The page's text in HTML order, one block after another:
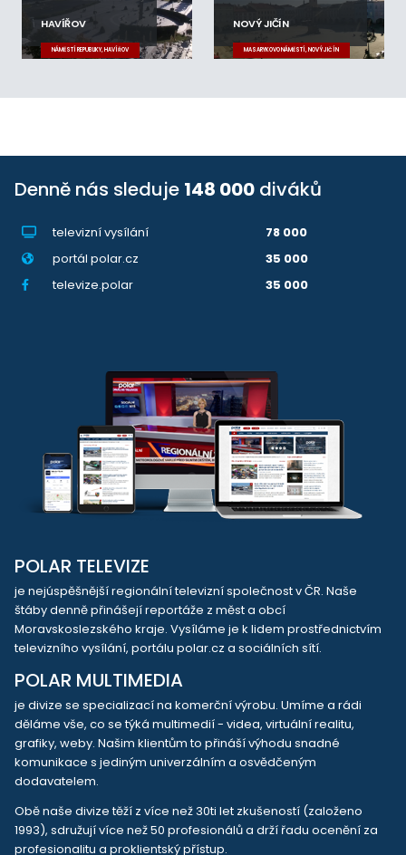
HAVÍŘOV
NÁMĚSTÍ REPUBLIKY, HAVÍŘOV
NOVÝ JIČÍN
MASARYKOVO NÁMĚSTÍ, NOVÝ JIČÍN
Denně nás sleduje 148 000 diváků
televizní vysílání
78 000
portál polar.cz
35 000
televize.polar
35 000
POLAR TELEVIZE
je nejúspěšnější regionální televizní společnost v ČR. Naše
štáby denně přinášejí reportáže z měst a obcí
Moravskoslezského kraje. Vysíláme je k lidem prostřednictvím
televizního vysílání, portálu polar.cz a sociálních sítí.
POLAR MULTIMEDIA
je divize se specializací na komerční výrobu. Umíme a rádi
děláme vše, co se týká multimedií - videa, virtuální realitu,
grafiky, weby. Našim klientům to přináší výhodu snadné
komunikace s jediným univerzálním a osvědčeným
dodavatelem.
Obě naše divize těží z více než 30ti let zkušeností (založeno
1993), sdružují více než 50 profesionálů a drží řadu ocenění za
profesionalitu a proklientský přístup.